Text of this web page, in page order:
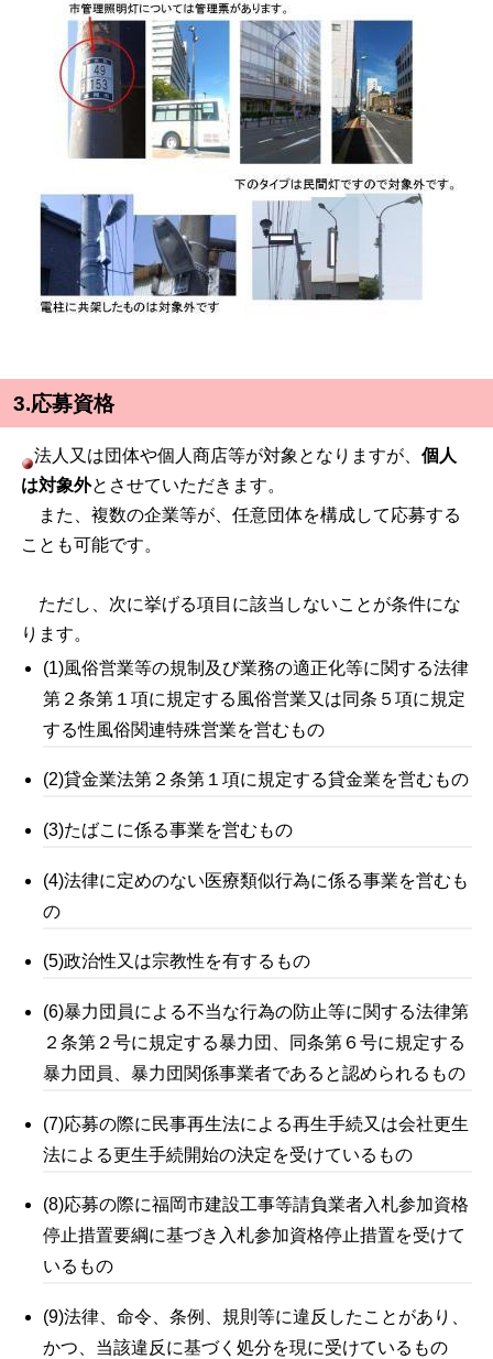
3.応募資格
法人又は団体や個人商店等が対象となりますが、 個人
は対象外とさせていただきます。
また、複数の企業等が、任意団体を構成して応募する
ことも可能です。
ただし、次に挙げる項目に該当しないことが条件にな
ります。
(1)風俗営業等の規制及び業務の適正化等に関する法律
第２条第１項に規定する風俗営業又は同条５項に規定
する性風俗関連特殊営業を営むもの
(2)貸金業法第２条第１項に規定する貸金業を営むもの
(3)たばこに係る事業を営むもの
(4)法律に定めのない医療類似行為に係る事業を営むも
の
(5)政治性又は宗教性を有するもの
(6)暴力団員による不当な行為の防止等に関する法律第
２条第２号に規定する暴力団、同条第６号に規定する
暴力団員、暴力団関係事業者であると認められるもの
(7)応募の際に民事再生法による再生手続又は会社更生
法による更生手続開始の決定を受けているもの
(8)応募の際に福岡市建設工事等請負業者入札参加資格
停止措置要綱に基づき入札参加資格停止措置を受けて
いるもの
(9)法律、命令、条例、規則等に違反したことがあり、
かつ、当該違反に基づく処分を現に受けているもの